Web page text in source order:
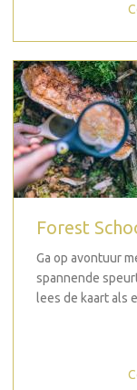
Forest
Ga op avontuur
spannende
lees de kaart als